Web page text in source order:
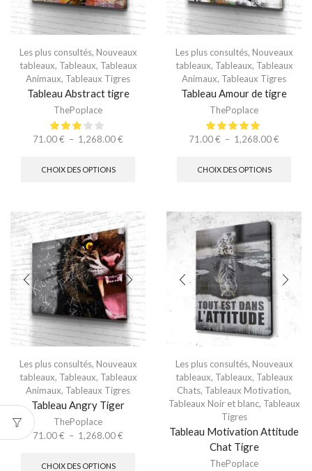
Les plus consultés, Nouveaux
tableaux, Tableaux, Tableaux
Animaux, Tableaux Tigres
Tableau Abstract tigre
ThePoplace
71.00€ – 1,268.00€
CHOIX DES OPTIONS
Les plus consultés, Nouveaux
tableaux, Tableaux, Tableaux
Animaux, Tableaux Tigres
Tableau Amour de tigre
ThePoplace
71.00€ – 1,268.00€
CHOIX DES OPTIONS
Les plus consultés, Nouveaux
tableaux, Tableaux, Tableaux
Animaux, Tableaux Tigres
Tableau Angry Tiger
ThePoplace
71.00€ – 1,268.00€
CHOIX DES OPTIONS
Les plus consultés, Nouveaux
tableaux, Tableaux, Tableaux
Chats, Tableaux Motivation,
Tableaux Noir et blanc, Tableaux
Tigres
Tableau Motivation Attitude
Chat Tigre
ThePoplace